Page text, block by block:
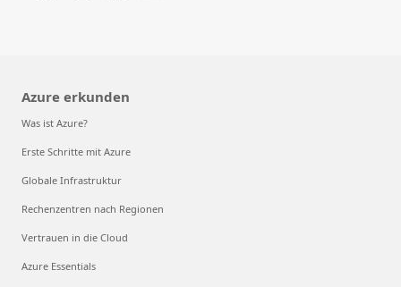
Azure erkunden
Was ist Azure?
Erste Schritte mit Azure
Globale Infrastruktur
Rechenzentren nach Regionen
Vertrauen in die Cloud
Azure Essentials